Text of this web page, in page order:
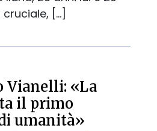
[…]
Vianelli: «La
il primo
umanità»